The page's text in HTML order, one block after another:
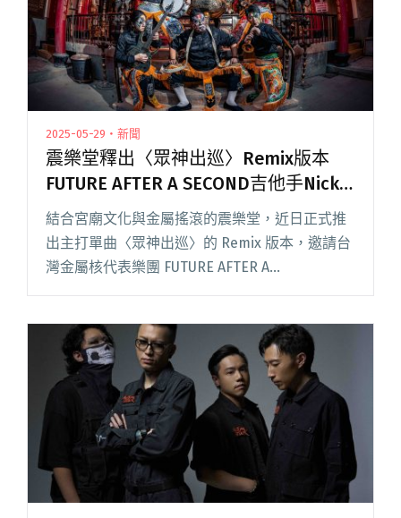
2025-05-29・新聞
震樂堂釋出〈眾神出巡〉Remix版本
FUTURE AFTER A SECOND吉他手Nicky
跨刀合作
結合宮廟文化與金屬搖滾的震樂堂，近日正式推
出主打單曲〈眾神出巡〉的 Remix 版本，邀請台
灣金屬核代表樂團 FUTURE AFTER A
讀全文 "震樂堂釋出〈眾神出巡〉Remix版本
FUTURE AFTER A SECOND吉他手Nicky跨刀合作"